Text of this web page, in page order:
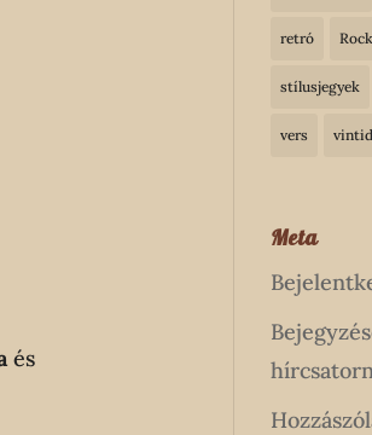
és
retró
stílusjegyek
vers
Meta